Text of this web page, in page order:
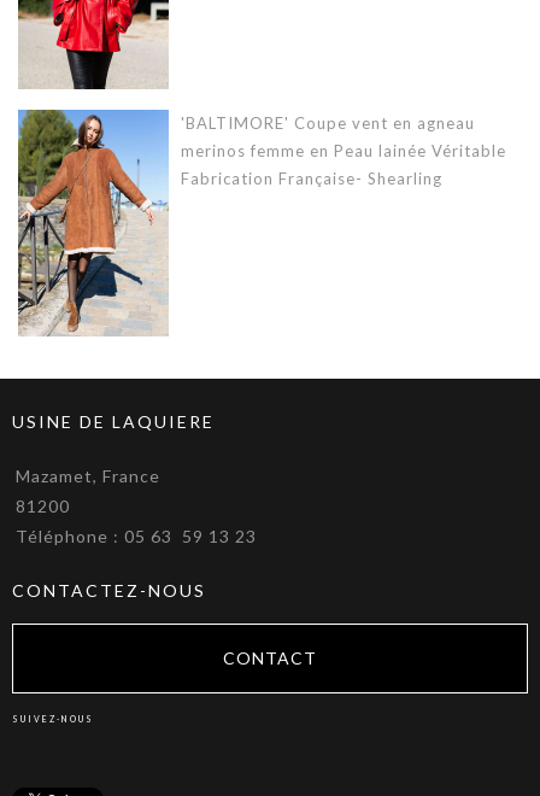
'BALTIMORE' Coupe vent en agneau
merinos femme en Peau lainée Véritable
Fabrication Française- Shearling
USINE DE LAQUIERE
Mazamet, France
81200
Téléphone : 05 63 59 13 23
CONTACTEZ-NOUS
CONTACT
SUIVEZ-NOUS